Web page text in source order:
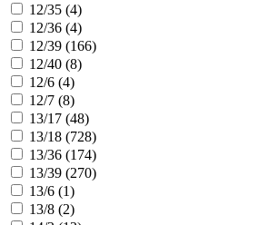
12/35 (4)
12/36 (4)
12/39 (166)
12/40 (8)
12/6 (4)
12/7 (8)
13/17 (48)
13/18 (728)
13/36 (174)
13/39 (270)
13/6 (1)
13/8 (2)